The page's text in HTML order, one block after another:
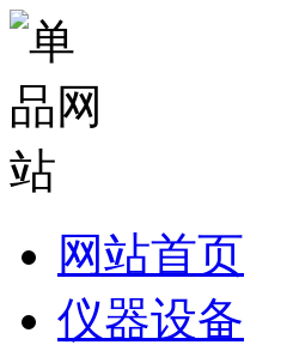
网站首页
仪器设备